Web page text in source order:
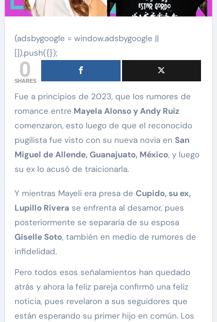
(adsbygoogle = window.adsbygoogle ||
[]).push({});
0
SHARES
Fue a principios de 2023, que los rumores de
romance entre Mayela Alonso y Andy Ruiz
comenzaron, esto luego de que el reconocido
pugilista fue visto con su nueva novia en San
Miguel de Allende, Guanajuato, México, y luego
su ex lo acusó de traicionarla.
Y mientras Mayeli era presa de Cupido, su ex,
Lupillo Rivera se enfrenta al desamor, pues
posteriormente se separaría de su esposa
Giselle Soto, también en medio de rumores de
infidelidad.
Pero todos esos señalamientos han quedado
atrás y ahora la feliz pareja confirmó una feliz
noticia, pues revelaron a sus seguidores que
están esperando su primer hijo en común. Los